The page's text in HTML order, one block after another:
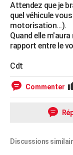
Attendez que je
quel véhicule
motorisation...).
Quand elle
rapport entre le
Cdt
Commenter
Discussions